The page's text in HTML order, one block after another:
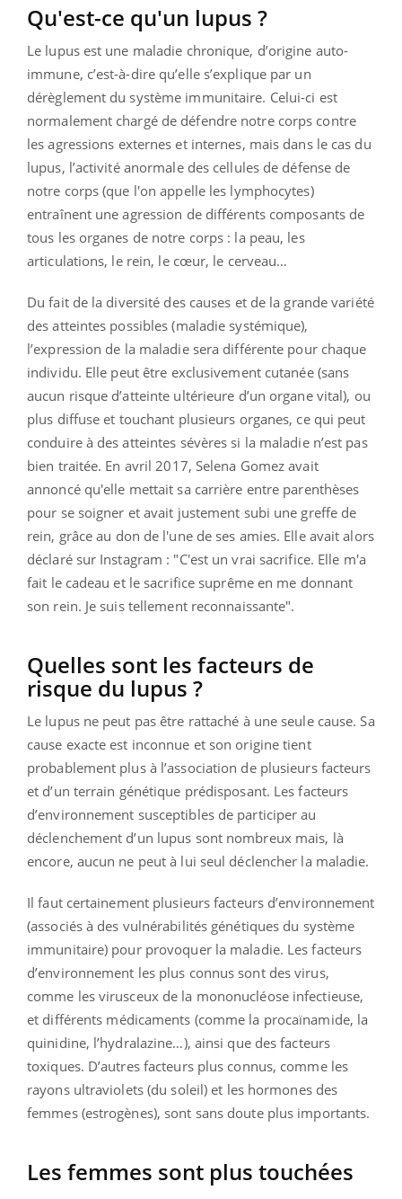
Qu'est-ce qu'un lupus ?
Le lupus est une maladie chronique, d’origine auto-
immune, c’est-à-dire qu’elle s’explique par un
dérèglement du système immunitaire. Celui-ci est
normalement chargé de défendre notre corps contre
les agressions externes et internes, mais dans le cas du
lupus, l’activité anormale des cellules de défense de
notre corps (que l'on appelle les lymphocytes)
entraînent une agression de différents composants de
tous les organes de notre corps : la peau, les
articulations, le rein, le cœur, le cerveau…
Du fait de la diversité des causes et de la grande variété
des atteintes possibles (maladie systémique),
l’expression de la maladie sera différente pour chaque
individu. Elle peut être exclusivement cutanée (sans
aucun risque d’atteinte ultérieure d’un organe vital), ou
plus diffuse et touchant plusieurs organes, ce qui peut
conduire à des atteintes sévères si la maladie n’est pas
bien traitée. En avril 2017, Selena Gomez avait
annoncé qu'elle mettait sa carrière entre parenthèses
pour se soigner et avait justement subi une greffe de
rein, grâce au don de l'une de ses amies. Elle avait alors
déclaré sur Instagram : "C'est un vrai sacrifice. Elle m'a
fait le cadeau et le sacrifice suprême en me donnant
son rein. Je suis tellement reconnaissante".
Quelles sont les facteurs de
risque du lupus ?
Le lupus ne peut pas être rattaché à une seule cause. Sa
cause exacte est inconnue et son origine tient
probablement plus à l’association de plusieurs facteurs
et d’un terrain génétique prédisposant. Les facteurs
d’environnement susceptibles de participer au
déclenchement d’un lupus sont nombreux mais, là
encore, aucun ne peut à lui seul déclencher la maladie.
Il faut certainement plusieurs facteurs d’environnement
(associés à des vulnérabilités génétiques du système
immunitaire) pour provoquer la maladie. Les facteurs
d’environnement les plus connus sont des virus,
comme les virusceux de la mononucléose infectieuse,
et différents médicaments (comme la procaïnamide, la
quinidine, l’hydralazine…), ainsi que des facteurs
toxiques. D’autres facteurs plus connus, comme les
rayons ultraviolets (du soleil) et les hormones des
femmes (estrogènes), sont sans doute plus importants.
Les femmes sont plus touchées